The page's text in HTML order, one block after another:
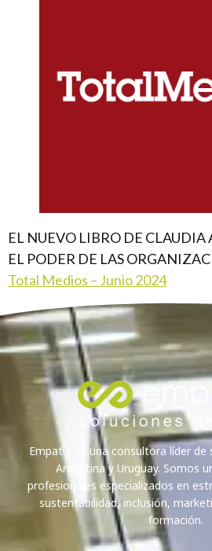
EL NUEVO LIBRO DE CLAUDIA
EL PODER DE LAS
Total Medios – Junio 2024
Empatía es una consultora líder de
Argentina y Uruguay. Somos
profesionales especializados en
sustentabilidad, inclusión,
formación.